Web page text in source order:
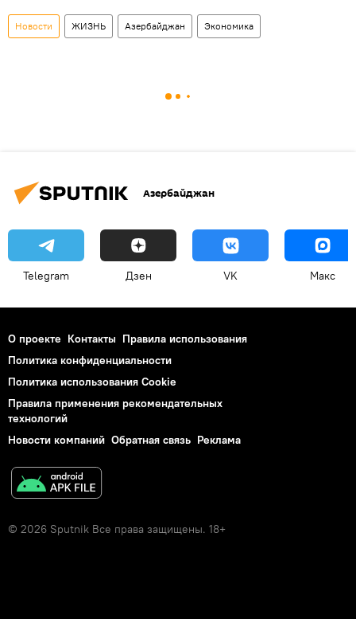
Новости ЖИЗНЬ Азербайджан Экономика
Азербайджан
Telegram Дзен VK Макс
О проекте Контакты Правила использования
Политика конфиденциальности
Политика использования Cookie
Правила применения рекомендательных
технологий
Новости компаний Обратная связь Реклама
© 2026 Sputnik Все права защищены. 18+